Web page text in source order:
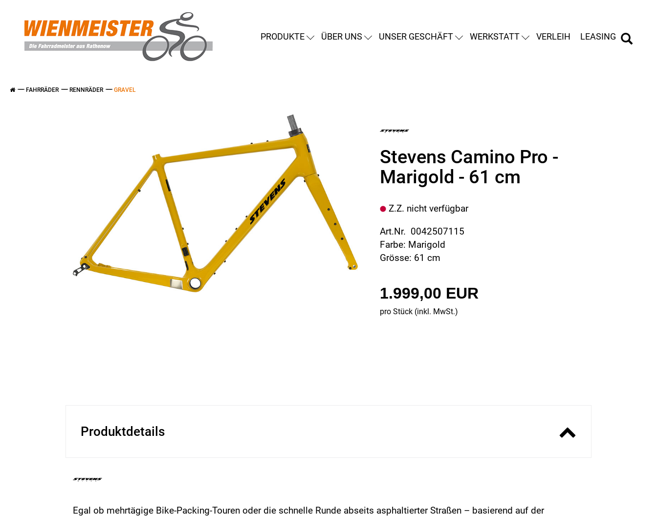
PRODUKTE ÜBER UNS UNSER GESCHÄFT WERKSTATT VERLEIH LEASING
FAHRRÄDER RENNRÄDER GRAVEL
Stevens Camino Pro -
Marigold - 61 cm
Z.Z. nicht verfügbar
Art.Nr. 0042507115
Farbe: Marigold
Grösse: 61 cm
1.999,00 EUR
pro Stück (inkl. MwSt.)
Produktdetails
Egal ob mehrtägige Bike-Packing-Touren oder die schnelle Runde abseits asphaltierter Straßen – basierend auf der